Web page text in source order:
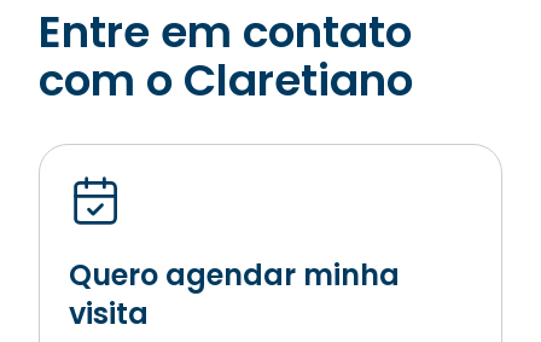
Entre em contato
com o Claretiano
Quero agendar minha
visita